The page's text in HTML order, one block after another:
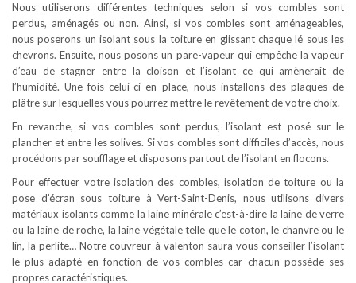
Nous utiliserons différentes techniques selon si vos combles sont
perdus, aménagés ou non. Ainsi, si vos combles sont aménageables,
nous poserons un isolant sous la toiture en glissant chaque lé sous les
chevrons. Ensuite, nous posons un pare-vapeur qui empêche la vapeur
d’eau de stagner entre la cloison et l’isolant ce qui amènerait de
l’humidité. Une fois celui-ci en place, nous installons des plaques de
plâtre sur lesquelles vous pourrez mettre le revêtement de votre choix.
En revanche, si vos combles sont perdus, l’isolant est posé sur le
plancher et entre les solives. Si vos combles sont difficiles d’accès, nous
procédons par soufflage et disposons partout de l’isolant en flocons.
Pour effectuer votre isolation des combles, isolation de toiture ou la
pose d’écran sous toiture à Vert-Saint-Denis, nous utilisons divers
matériaux isolants comme la laine minérale c’est-à-dire la laine de verre
ou la laine de roche, la laine végétale telle que le coton, le chanvre ou le
lin, la perlite… Notre couvreur à valenton saura vous conseiller l’isolant
le plus adapté en fonction de vos combles car chacun possède ses
propres caractéristiques.